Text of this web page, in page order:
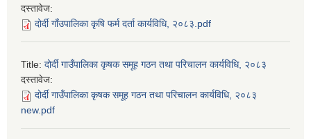
दस्तावेज:
दोर्दी गाँउपालिका कृषि फर्म दर्ता कार्यविधि, २०८३.pdf
Title: दोर्दी गाउँपालिका कृषक समूह गठन तथा परिचालन कार्यविधि, २०८३
दस्तावेज:
दोर्दी गाउँपालिका कृषक समूह गठन तथा परिचालन कार्यविधि, २०८३
new.pdf